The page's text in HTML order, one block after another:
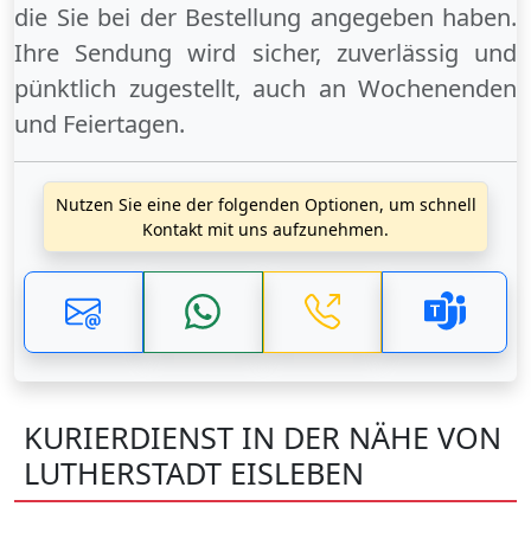
die Sie bei der Bestellung angegeben haben.
Ihre Sendung wird sicher, zuverlässig und
pünktlich zugestellt, auch an Wochenenden
und Feiertagen.
Nutzen Sie eine der folgenden Optionen, um schnell
Kontakt mit uns aufzunehmen.
KURIERDIENST IN DER NÄHE VON
LUTHERSTADT EISLEBEN